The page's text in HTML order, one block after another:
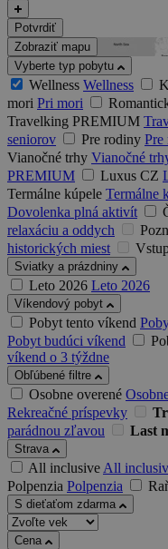
Potvrdiť
Zobraziť mapu
Vyberte typ pobytu
Wellness Wellness
mori Pri mori
Travelking PREMIUM
seniorov
Pre rodiny Pre
Vianočné trhy Vianočné
PREMIUM
Luxus CZ
Termálne kúpele Termálne
Dovolenka plná aktivít
relaxáciu a oddych
historických miest
Sviatky a prázdniny
Leto 2026 Leto 2026
Víkendový pobyt
Pobyt tento víkend
Pobyt budúci víkend
víkend o 3 týždne
Obľúbené filtre
Osobne overené
Rekreačné príspevky
parádnou zľavou
Last
Strava
All inclusiveAll
Polpenzia Polpenzia
S dieťaťom zdarma
Cena